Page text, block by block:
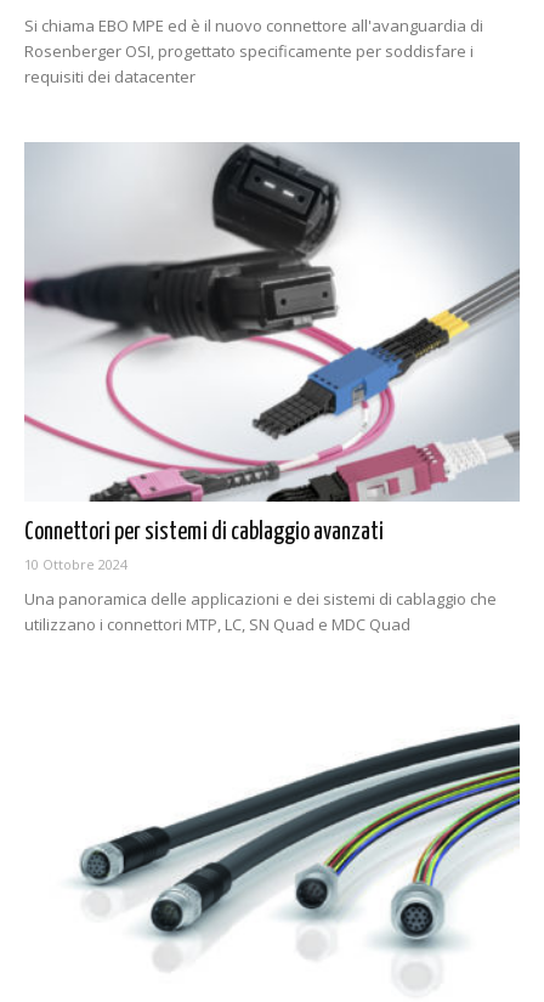
Si chiama EBO MPE ed è il nuovo connettore all'avanguardia di
Rosenberger OSI, progettato specificamente per soddisfare i
requisiti dei datacenter
Connettori per sistemi di cablaggio avanzati
10 Ottobre 2024
Una panoramica delle applicazioni e dei sistemi di cablaggio che
utilizzano i connettori MTP, LC, SN Quad e MDC Quad